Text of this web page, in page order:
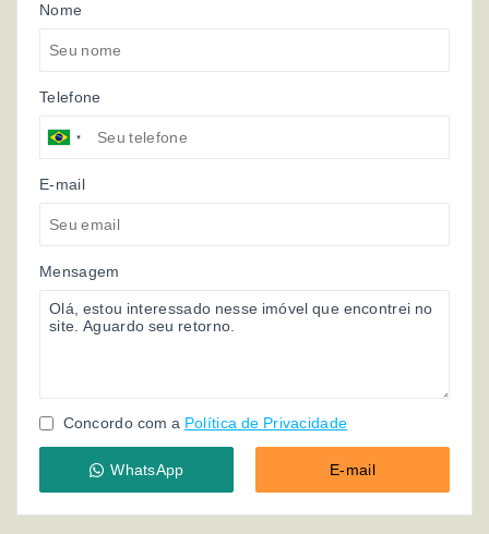
Nome
Telefone
E-mail
Mensagem
Concordo com a Política de Privacidade
WhatsApp E-mail